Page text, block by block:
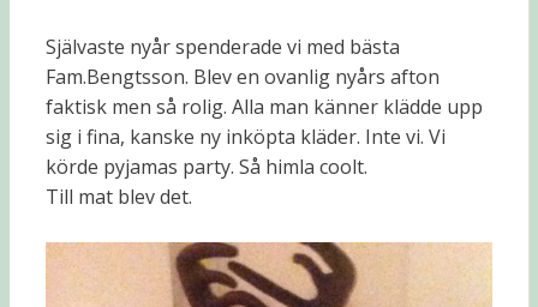
Självaste nyår spenderade vi med bästa
Fam.Bengtsson. Blev en ovanlig nyårs afton
faktisk men så rolig. Alla man känner klädde upp
sig i fina, kanske ny inköpta kläder. Inte vi. Vi
körde pyjamas party. Så himla coolt.
Till mat blev det.